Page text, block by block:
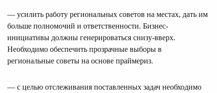
— усилить работу региональных советов на местах, дать им
больше полномочий и ответственности. Бизнес-
инициативы должны генерироваться снизу-вверх.
Необходимо обеспечить прозрачные выборы в
региональные советы на основе праймериз.
— с целью отслеживания поставленных задач необходимо